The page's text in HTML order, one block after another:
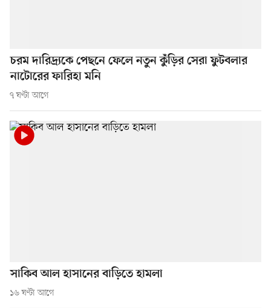
চরম দারিদ্র্যকে পেছনে ফেলে নতুন কুঁড়ির সেরা ফুটবলার
নাটোরের ফারিহা মনি
৭ ঘণ্টা আগে
সাকিব আল হাসানের বাড়িতে হামলা
১৬ ঘণ্টা আগে